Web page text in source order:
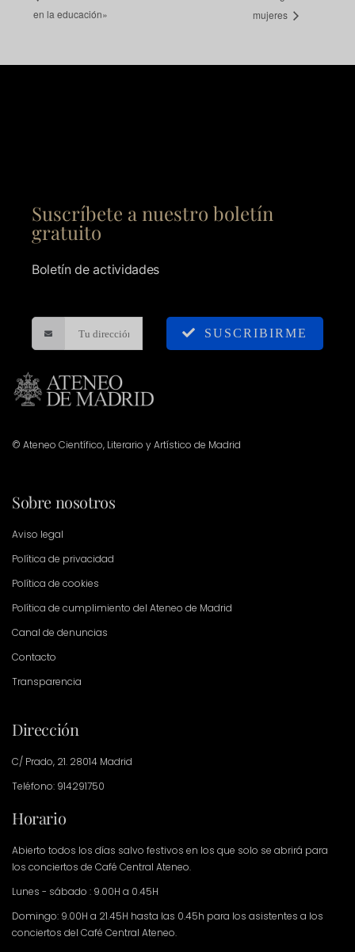
en la educación»
mujeres
Suscríbete a nuestro boletín
gratuito
Boletín de actividades
SUSCRIBIRME
© Ateneo Científico, Literario y Artístico de Madrid
Sobre nosotros
Aviso legal
Política de privacidad
Política de cookies
Política de cumplimiento del Ateneo de Madrid
Canal de denuncias
Contacto
Transparencia
Dirección
C/ Prado, 21. 28014 Madrid
Teléfono: 914291750
Horario
Abierto todos los días salvo festivos en los que solo se abrirá para
los conciertos de Café Central Ateneo.
Lunes - sábado : 9.00H a 0.45H
Domingo: 9.00H a 21.45H hasta las 0.45h para los asistentes a los
conciertos del Café Central Ateneo.